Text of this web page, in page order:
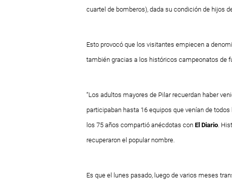
cuartel de bomberos), dada su condición de hijos
Esto provocó que los visitantes empiecen a
también gracias a los históricos campeonatos de
“Los adultos mayores de Pilar recuerdan haber
participaban hasta 16 equipos que venían de todos
los 75 años compartió anécdotas con El Diario.
recuperaron el popular nombre.
Es que el lunes pasado, luego de varios meses